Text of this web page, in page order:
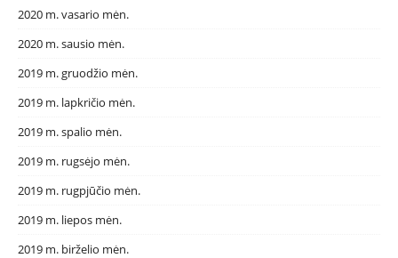
2020 m. vasario mėn.
2020 m. sausio mėn.
2019 m. gruodžio mėn.
2019 m. lapkričio mėn.
2019 m. spalio mėn.
2019 m. rugsėjo mėn.
2019 m. rugpjūčio mėn.
2019 m. liepos mėn.
2019 m. birželio mėn.